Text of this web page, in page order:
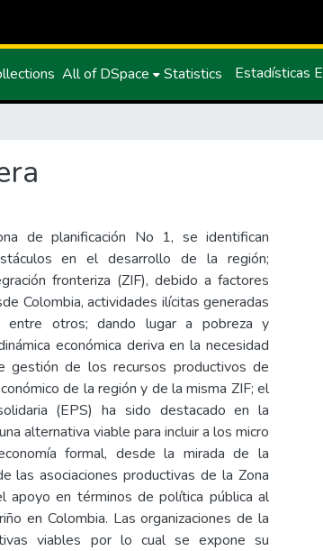
All of DSpace Statistics Estadísticas
de planificación No 1, se identifican
en el desarrollo de la región;
fronteriza (ZIF), debido a factores
Colombia, actividades ilícitas generadas
entre otros; dando lugar a pobreza y
económica deriva en la necesidad
gestión de los recursos productivos de
de la región y de la misma ZIF; el
(EPS) ha sido destacado en la
alternativa viable para incluir a los micro
formal, desde la mirada de la
las asociaciones productivas de la Zona
apoyo en términos de política pública al
en Colombia. Las organizaciones de la
viables por lo cual se expone su